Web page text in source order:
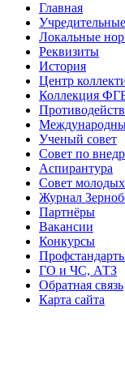
Главная
Локальные
Реквизиты
История
Центр
Коллекция
Ученый совет
Совет по
Аспирантура
Совет
Журнал
Партнёры
Вакансии
Конкурсы
ГО и ЧС, АТЗ
Обратная связь
Карта сайта